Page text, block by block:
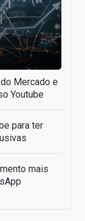
Mercado e
Youtube
para ter
mais